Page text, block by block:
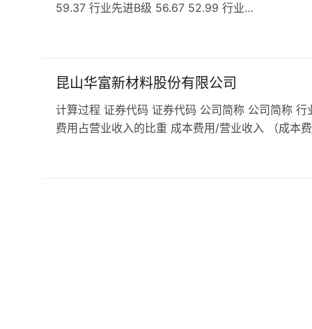
59.37 行业先进B级 56.67 52.99 行业…
昆山华富新材料股份有限公司
计算过程 证券代码 证券代码 公司简称 公司简称
费用占营业收入的比重 成本费用/营业收入 （成本